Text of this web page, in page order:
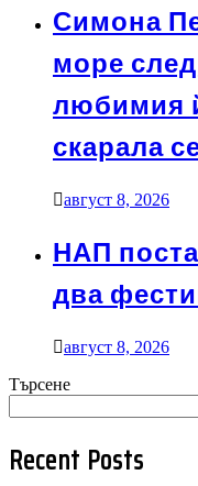
Симона
море
любимия
скарала
август 8, 2026
НАП
два
август 8, 2026
Търсене
Recent Posts